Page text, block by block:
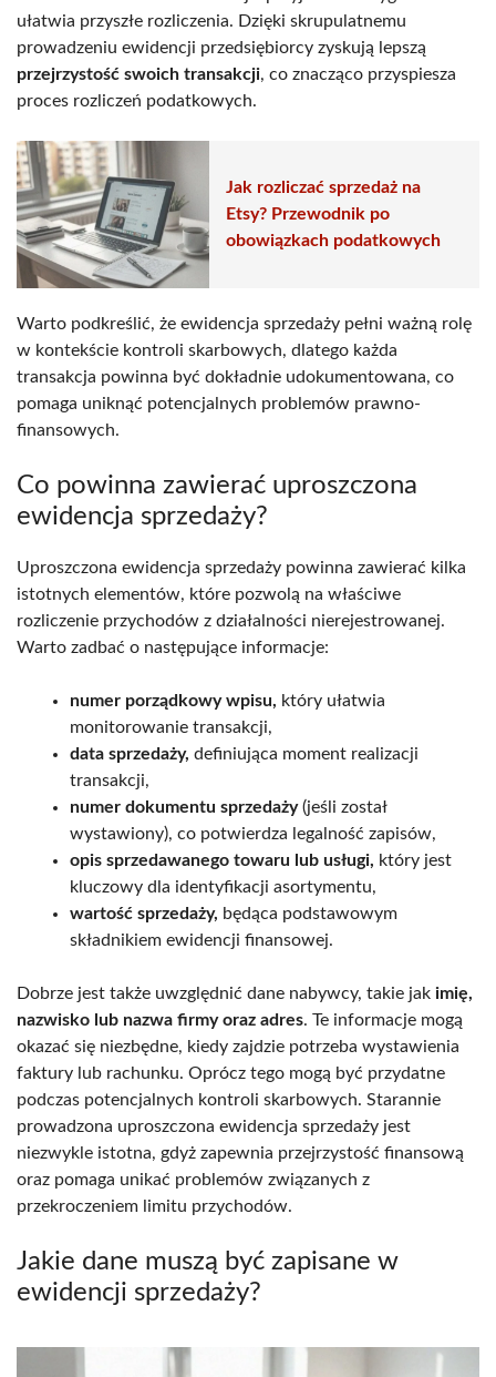
ułatwia przyszłe rozliczenia. Dzięki skrupulatnemu
prowadzeniu ewidencji przedsiębiorcy zyskują lepszą
przejrzystość swoich transakcji, co znacząco przyspiesza
proces rozliczeń podatkowych.
Jak rozliczać sprzedaż na
Etsy? Przewodnik po
obowiązkach podatkowych
Warto podkreślić, że ewidencja sprzedaży pełni ważną rolę
w kontekście kontroli skarbowych, dlatego każda
transakcja powinna być dokładnie udokumentowana, co
pomaga uniknąć potencjalnych problemów prawno-
finansowych.
Co powinna zawierać uproszczona
ewidencja sprzedaży?
Uproszczona ewidencja sprzedaży powinna zawierać kilka
istotnych elementów, które pozwolą na właściwe
rozliczenie przychodów z działalności nierejestrowanej.
Warto zadbać o następujące informacje:
numer porządkowy wpisu, który ułatwia
monitorowanie transakcji,
data sprzedaży, definiująca moment realizacji
transakcji,
numer dokumentu sprzedaży(jeśli został
wystawiony), co potwierdza legalność zapisów,
opis sprzedawanego towaru lub usługi, który jest
kluczowy dla identyfikacji asortymentu,
wartość sprzedaży, będąca podstawowym
składnikiem ewidencji finansowej.
Dobrze jest także uwzględnić dane nabywcy, takie jak imię,
nazwisko lub nazwa firmy oraz adres. Te informacje mogą
okazać się niezbędne, kiedy zajdzie potrzeba wystawienia
faktury lub rachunku. Oprócz tego mogą być przydatne
podczas potencjalnych kontroli skarbowych. Starannie
prowadzona uproszczona ewidencja sprzedaży jest
niezwykle istotna, gdyż zapewnia przejrzystość finansową
oraz pomaga unikać problemów związanych z
przekroczeniem limitu przychodów.
Jakie dane muszą być zapisane w
ewidencji sprzedaży?